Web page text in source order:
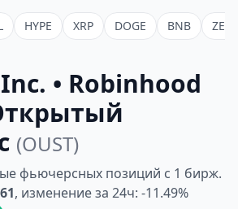
HYPE XRP DOGE BNB ZEC
• Robinhood
(OUST)
фьючерсных позиций с 1 бирж.
, изменение за 24ч: -11.49%